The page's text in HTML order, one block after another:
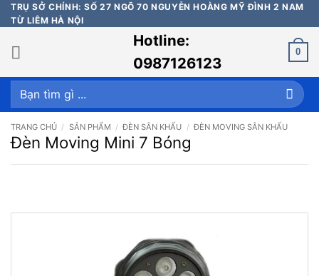
Bỏ
qua
nội
dung
TRỤ SỞ CHÍNH: SỐ 27 NGÕ 70 NGUYỄN HOÀNG MỸ ĐÌNH 2 NAM
TỪ LIÊM HÀ NỘI
Hotline:
0987126123
0
Tìm
kiếm:
TRANG CHỦ / SẢN PHẨM / ĐÈN SÂN KHẤU / ĐÈN MOVING SÂN KHẤU
Đèn Moving Mini 7 Bóng